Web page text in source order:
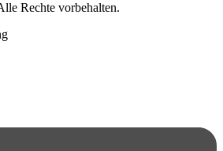
Rechte vorbehalten.